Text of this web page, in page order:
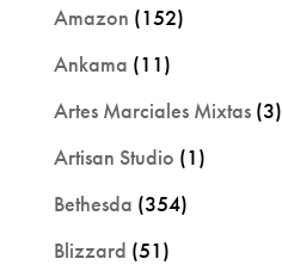
Amazon (152)
Ankama (11)
Artes Marciales Mixtas(3)
Artisan Studio (1)
Bethesda (354)
Blizzard (51)